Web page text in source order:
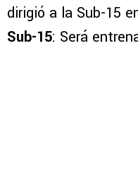
dirigió a la Sub-15
Sub-15: Será